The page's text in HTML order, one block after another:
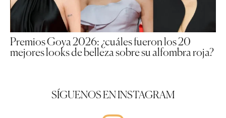
Premios Goya 2026: ¿cuáles fueron los 20
mejores looks de belleza sobre su alfombra roja?
SÍGUENOS EN INSTAGRAM